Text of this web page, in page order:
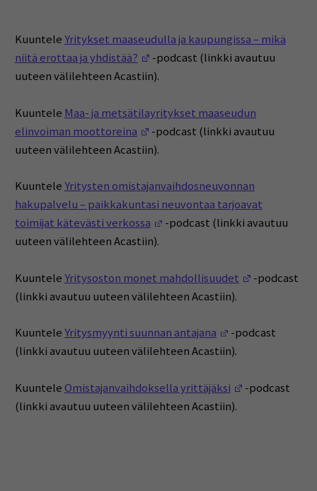
KuunteleYritykset maaseudulla ja kaupungissa – mikä
niitä erottaa ja yhdistää?
(Avautuu uuteen ikkunaan)
-podcast (linkki avautuu
uuteen välilehteen Acastiin).
Kuuntele Maa- ja metsätilayritykset maaseudun
elinvoiman moottoreina
(Avautuu uuteen ikkunaan)
-podcast (linkki avautuu
uuteen välilehteen Acastiin).
KuunteleYritysten omistajanvaihdosneuvonnan
hakupalvelu – paikkakuntasi neuvontaa tarjoavat
toimijat kätevästi verkossa
(Avautuu uuteen ikkunaan)
-podcast (linkki avautuu
uuteen välilehteen Acastiin).
KuunteleYritysoston monet mahdollisuudet (Avautuu
-podcast
(linkki avautuu uuteen välilehteen Acastiin).
KuunteleYritysmyynti suunnan antajana (Avautuu uuteen
-podcast
(linkki avautuu uuteen välilehteen Acastiin).
Kuuntele Omistajanvaihdoksella yrittäjäksi (Avautuu
-podcast
(linkki avautuu uuteen välilehteen Acastiin).